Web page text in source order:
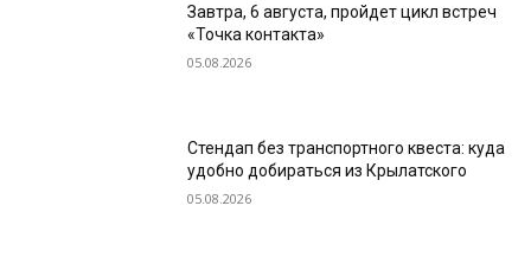
Завтра, 6 августа, пройдет цикл встреч
«Точка контакта»
05.08.2026
Стендап без транспортного квеста: куда
удобно добираться из Крылатского
05.08.2026